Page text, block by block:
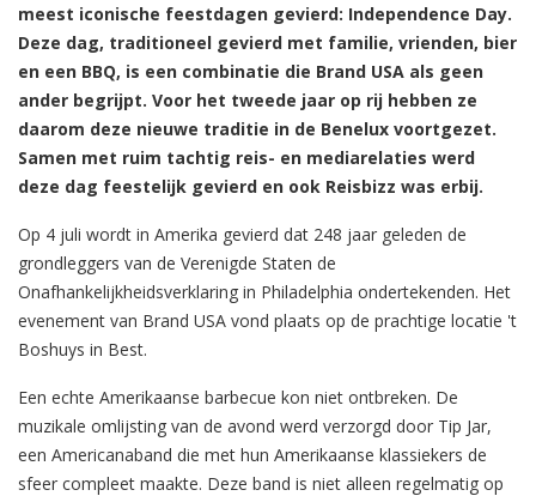
meest iconische feestdagen gevierd: Independence Day.
Deze dag, traditioneel gevierd met familie, vrienden, bier
en een BBQ, is een combinatie die Brand USA als geen
ander begrijpt. Voor het tweede jaar op rij hebben ze
daarom deze nieuwe traditie in de Benelux voortgezet.
Samen met ruim tachtig reis- en mediarelaties werd
deze dag feestelijk gevierd en ook Reisbizz was erbij.
Op 4 juli wordt in Amerika gevierd dat 248 jaar geleden de
grondleggers van de Verenigde Staten de
Onafhankelijkheidsverklaring in Philadelphia ondertekenden. Het
evenement van Brand USA vond plaats op de prachtige locatie 't
Boshuys in Best.
Een echte Amerikaanse barbecue kon niet ontbreken. De
muzikale omlijsting van de avond werd verzorgd door Tip Jar,
een Americanaband die met hun Amerikaanse klassiekers de
sfeer compleet maakte. Deze band is niet alleen regelmatig op